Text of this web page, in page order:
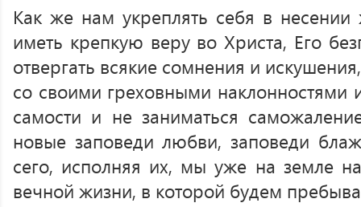
Как же нам укреплять себя в несении
иметь крепкую веру во Христа, Его
отвергать всякие сомнения и
со своими греховными наклонностями
самости и не заниматься
новые заповеди любви, заповеди
сего, исполняя их, мы уже на земле
вечной жизни, в которой будем